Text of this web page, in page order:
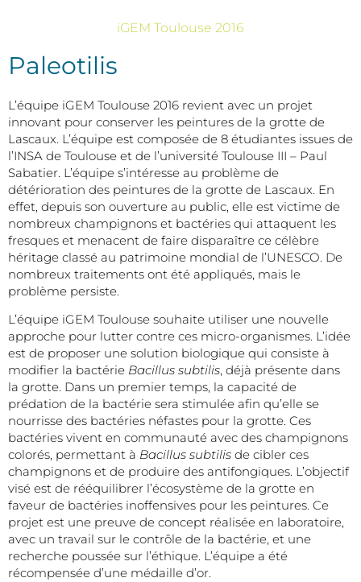
iGEM Toulouse 2016
Paleotilis
L’équipe iGEM Toulouse 2016 revient avec un projet
innovant pour conserver les peintures de la grotte de
Lascaux. L’équipe est composée de 8 étudiantes issues de
l’INSA de Toulouse et de l’université Toulouse III – Paul
Sabatier. L’équipe s’intéresse au problème de
détérioration des peintures de la grotte de Lascaux. En
effet, depuis son ouverture au public, elle est victime de
nombreux champignons et bactéries qui attaquent les
fresques et menacent de faire disparaître ce célèbre
héritage classé au patrimoine mondial de l’UNESCO. De
nombreux traitements ont été appliqués, mais le
problème persiste.
L’équipe iGEM Toulouse souhaite utiliser une nouvelle
approche pour lutter contre ces micro-organismes. L’idée
est de proposer une solution biologique qui consiste à
modifier la bactérie Bacillus subtilis, déjà présente dans
la grotte. Dans un premier temps, la capacité de
prédation de la bactérie sera stimulée afin qu’elle se
nourrisse des bactéries néfastes pour la grotte. Ces
bactéries vivent en communauté avec des champignons
colorés, permettant à Bacillus subtilis de cibler ces
champignons et de produire des antifongiques. L’objectif
visé est de rééquilibrer l’écosystème de la grotte en
faveur de bactéries inoffensives pour les peintures. Ce
projet est une preuve de concept réalisée en laboratoire,
avec un travail sur le contrôle de la bactérie, et une
recherche poussée sur l’éthique. L’équipe a été
récompensée d’une médaille d’or.